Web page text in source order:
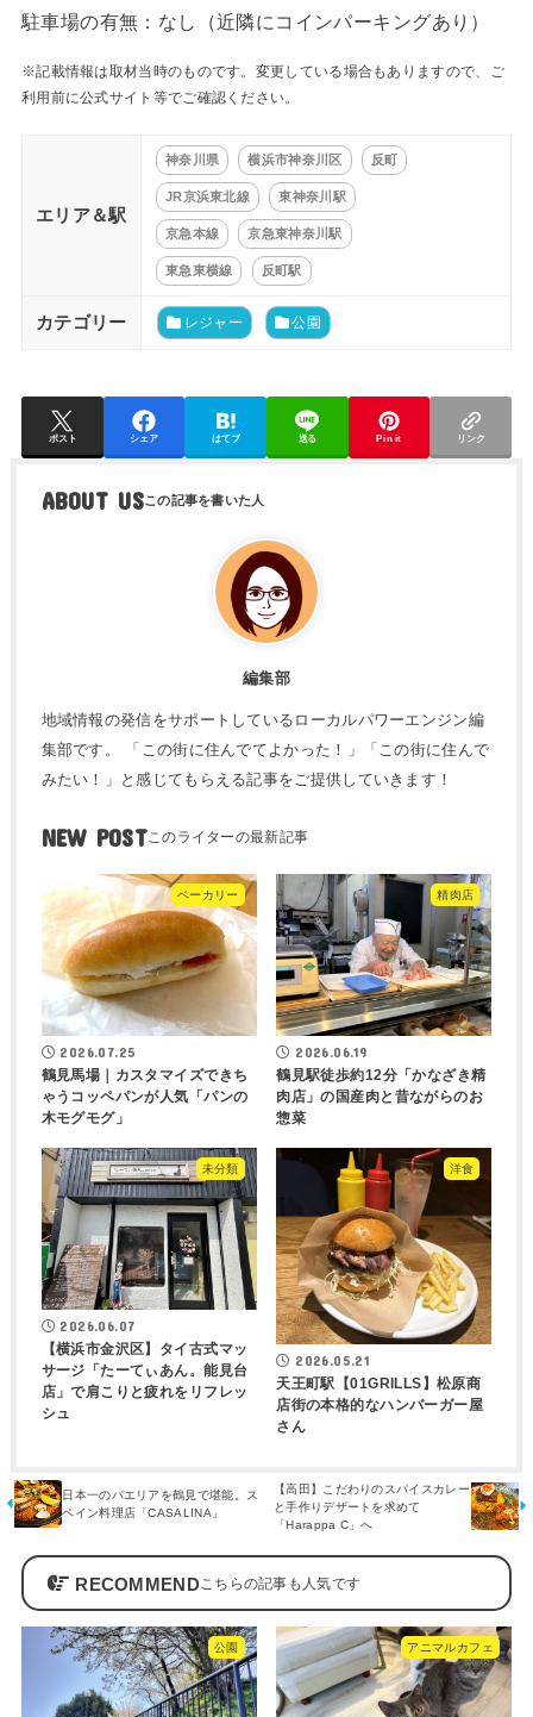
駐車場の有無：なし（近隣にコインパーキングあり）
※記載情報は取材当時のものです。変更している場合もありますので、ご
利用前に公式サイト等でご確認ください。
エリア＆駅
神奈川県 横浜市神奈川区 反町
JR京浜東北線 東神奈川駅
京急本線 京急東神奈川駅
東急東横線 反町駅
カテゴリー レジャー 公園
ポスト シェア はてブ 送る Pin it リンク
ABOUT US
編集部
地域情報の発信をサポートしているローカルパワーエンジン編
集部です。 「この街に住んでてよかった！」「この街に住んで
みたい！」と感じてもらえる記事をご提供していきます！
NEW POST
ベーカリー
2026.07.25
鶴見馬場｜カスタマイズできち
ゃうコッペパンが人気「パンの
木モグモグ」
精肉店
2026.06.19
鶴見駅徒歩約12分「かなざき精
肉店」の国産肉と昔ながらのお
惣菜
未分類
2026.06.07
【横浜市金沢区】タイ古式マッ
サージ「たーてぃあん。能見台
店」で肩こりと疲れをリフレッ
シュ
洋食
2026.05.21
天王町駅【01GRILLS】松原商
店街の本格的なハンバーガー屋
さん
日本一のパエリアを鶴見で堪能。ス
ペイン料理店「CASALINA」
【高田】こだわりのスパイスカレー
と手作りデザートを求めて
「Harappa C」へ
RECOMMEND
公園 アニマルカフェ